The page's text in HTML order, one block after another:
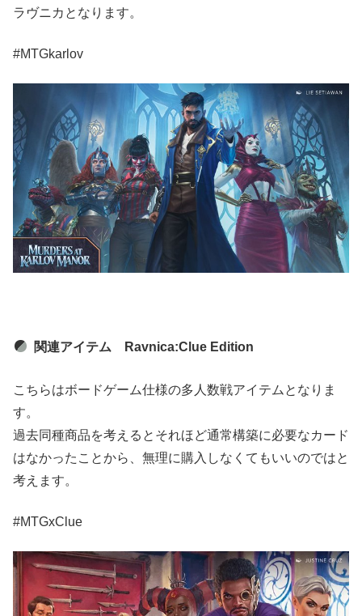
ラヴニカとなります。
#MTGkarlov
関連アイテム Ravnica:Clue Edition
こちらはボードゲーム仕様の多人数戦アイテムとなりま
す。
過去同種商品を考えるとそれほど通常構築に必要なカード
はなかったことから、無理に購入しなくてもいいのではと
考えます。
#MTGxClue